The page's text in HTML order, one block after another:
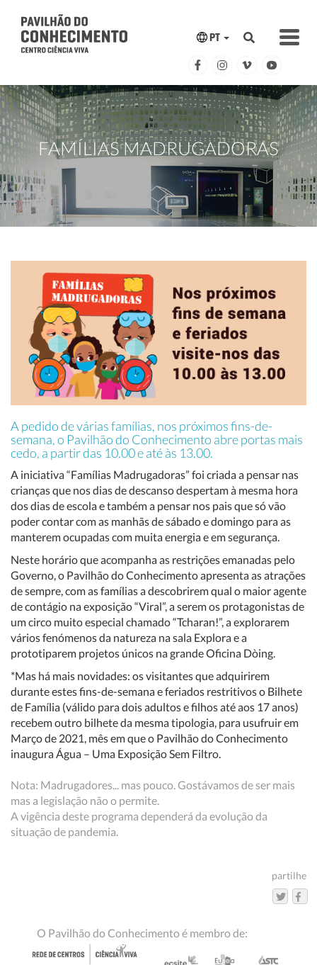
PT
FAMÍLIAS MADRUGADORAS
A pedido de várias famílias, nos próximos fins-de-
semana, o Pavilhão do Conhecimento abre portas mais
cedo, a partir das 10.00 e até às 13.00.
A iniciativa “Famílias Madrugadoras” foi criada a pensar nas
crianças que nos dias de descanso despertam à mesma hora
dos dias de escola e também a pensar nos pais que só vão
poder contar com as manhãs de sábado e domingo para as
manterem ocupadas com muita energia e em segurança.
Neste horário que acompanha as restrições emanadas pelo
Governo, o Pavilhão do Conhecimento apresenta as atrações
de sempre, com as famílias a descobrirem qual o maior agente
de contágio na exposição “Viral”, a serem os protagonistas de
um circo muito especial chamado “Tcharan!”, a explorarem
vários fenómenos da natureza na sala Explora e a
prototiparem projetos únicos na grande Oficina Dòing.
*Mas há mais novidades: os visitantes que adquirirem
durante estes fins-de-semana e feriados restritivos o Bilhete
de Família (válido para dois adultos e filhos até aos 17 anos)
recebem outro bilhete da mesma tipologia, para usufruir em
Março de 2021, mês em que o Pavilhão do Conhecimento
inaugura Água – Uma Exposição Sem Filtro.
Nota: Madrugadores... mas pouco. Gostávamos de ser mais
mas a legislação não o permite.
A vigência deste programa dependerá da evolução da
situação de pandemia.
partilhe
O Pavilhão do Conhecimento é membro de: